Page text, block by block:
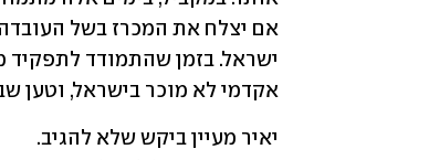
אקדמי לא מוכר בישראל, וטען
יאיר מעיין ביקש שלא להגיב.